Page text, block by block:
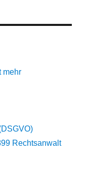
mehr
Rechtsanwalt